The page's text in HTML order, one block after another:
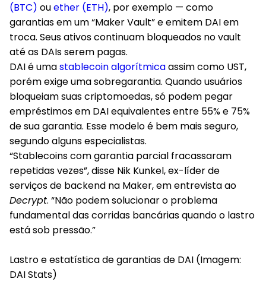
(BTC) ouether (ETH), por exemplo — como
garantias em um “Maker Vault” e emitem DAI em
troca. Seus ativos continuam bloqueados no vault
até as DAIs serem pagas.
DAI é umastablecoin algorítmicaassim como UST,
porém exige uma sobregarantia. Quando usuários
bloqueiam suas criptomoedas, só podem pegar
empréstimos em DAI equivalentes entre 55% e 75%
de sua garantia. Esse modelo é bem mais seguro,
segundo alguns especialistas.
“Stablecoins com garantia parcial fracassaram
repetidas vezes”, disse Nik Kunkel, ex-líder de
serviços de backend na Maker, em entrevista ao
Decrypt. “Não podem solucionar o problema
fundamental das corridas bancárias quando o lastro
está sob pressão.”
Lastro e estatística de garantias de DAI (Imagem:
DAI Stats)